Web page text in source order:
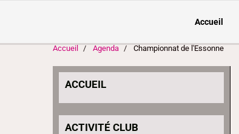
Accueil
Accueil Agenda Championnat de l'Essonne
ACCUEIL
ACTIVITÉ CLUB